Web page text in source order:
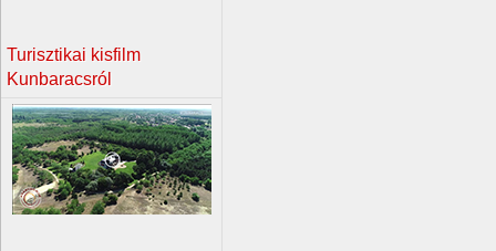
Turisztikai kisfilm
Kunbaracsról